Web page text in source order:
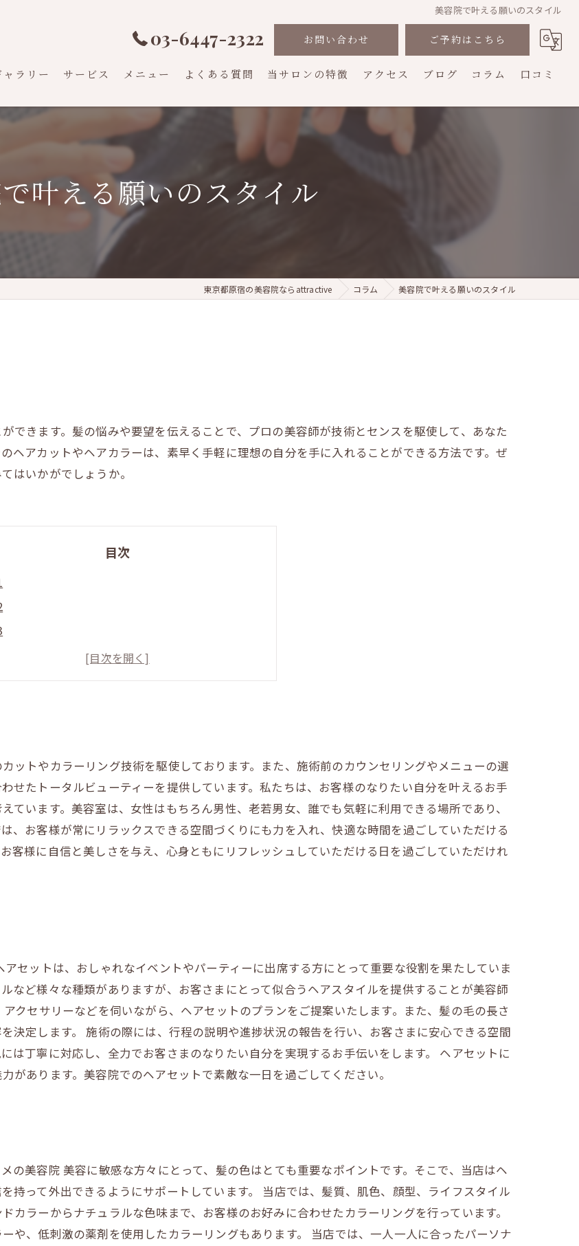
美容院で叶える願いのスタイル
03-6447-2322 お問い合わせ ご予約はこちら
ャラリー サービス メニュー よくある質問 当サロンの特徴
カラー
縮毛矯正
アクセス ブログ コラム 口コミ
叶える願いのスタイル
東京都原宿の美容院ならattractive コラム 美容院で叶える願いのスタイル
できます。髪の悩みや要望を伝えることで、プロの美容師が技術とセンスを駆使して、あなた
ヘアカットやヘアカラーは、素早く手軽に理想の自分を手に入れることができる方法です。ぜ
はいかがでしょうか。
目次
ットやカラーリング技術を駆使しております。また、施術前のカウンセリングやメニューの選
せたトータルビューティーを提供しています。私たちは、お客様のなりたい自分を叶えるお手
ています。美容室は、女性はもちろん男性、老若男女、誰でも気軽に利用できる場所であり、
、お客様が常にリラックスできる空間づくりにも力を入れ、快適な時間を過ごしていただける
客様に自信と美しさを与え、心身ともにリフレッシュしていただける日を過ごしていただけれ
セットは、おしゃれなイベントやパーティーに出席する方にとって重要な役割を果たしていま
など様々な種類がありますが、お客さまにとって似合うヘアスタイルを提供することが美容師
クセサリーなどを伺いながら、ヘアセットのプランをご提案いたします。また、髪の毛の長さ
決定します。 施術の際には、行程の説明や進捗状況の報告を行い、お客さまに安心できる空間
は丁寧に対応し、全力でお客さまのなりたい自分を実現するお手伝いをします。 ヘアセットに
があります。美容院でのヘアセットで素敵な一日を過ごしてください。
の美容院 美容に敏感な方々にとって、髪の色はとても重要なポイントです。そこで、当店はヘ
持って外出できるようにサポートしています。 当店では、髪質、肌色、顔型、ライフスタイル
カラーからナチュラルな色味まで、お客様のお好みに合わせたカラーリングを行っています。
や、低刺激の薬剤を使用したカラーリングもあります。 当店では、一人一人に合ったパーソナ